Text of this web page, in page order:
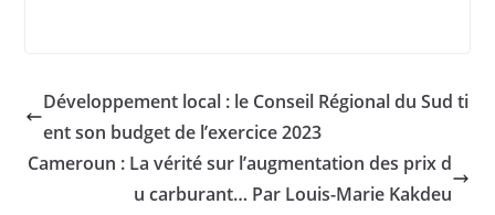
Développement local : le Conseil Régional du Sud ti
ent son budget de l’exercice 2023
Cameroun : La vérité sur l’augmentation des prix d
u carburant… Par Louis-Marie Kakdeu